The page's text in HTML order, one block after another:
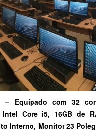
– Equipado com 32
Intel Core i5, 16GB de
Interno, Monitor 23